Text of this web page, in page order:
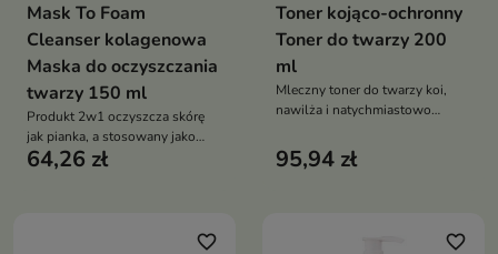
Mask To Foam
Cleanser kolagenowa
Maska do oczyszczania
twarzy 150 ml
Produkt 2w1 oczyszcza skórę
jak pianka, a stosowany jako
ekspresowa maska pomaga
hialuronowym, niacynamidem,
64,26 zł
Toner kojąco-ochronny
Toner do twarzy 200
ml
Mleczny toner do twarzy koi,
nawilża i natychmiastowo
komfortu. Formuła z ceramidem
NP, cholesterolem, pantenolem,
95,94 zł
favorite_border favorite_border